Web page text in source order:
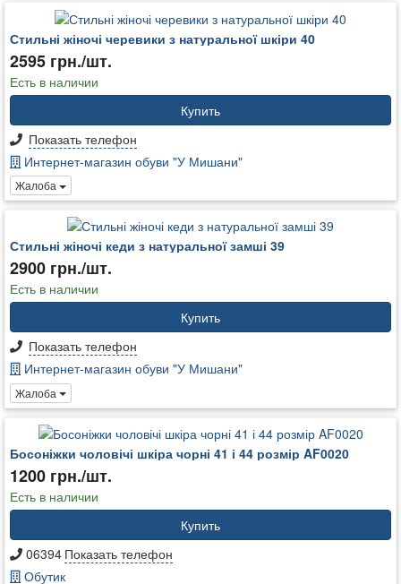
Стильні жіночі черевики з натуральної шкіри 40
2595 грн./шт.
Есть в наличии
Купить
Показать телефон
Интернет-магазин обуви "У Мишани"
Жалоба
Стильні жіночі кеди з натуральної замші 39
2900 грн./шт.
Есть в наличии
Купить
Показать телефон
Интернет-магазин обуви "У Мишани"
Жалоба
Босоніжки чоловічі шкіра чорні 41 і 44 розмір AF0020
1200 грн./шт.
Есть в наличии
Купить
06394 Показать телефон
Обутик